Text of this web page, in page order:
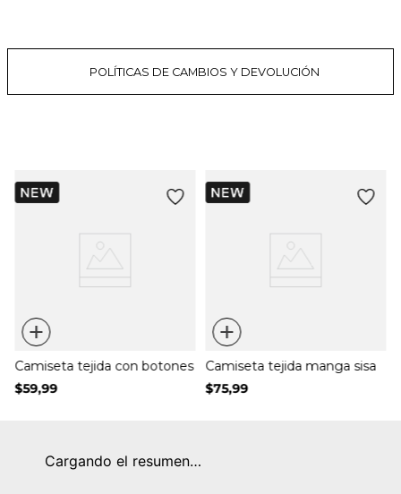
POLÍTICAS DE CAMBIOS Y DEVOLUCIÓN
+
Camiseta tejida con botones
$59,99
+
Camiseta tejida manga sisa
$75,99
Cargando el resumen…